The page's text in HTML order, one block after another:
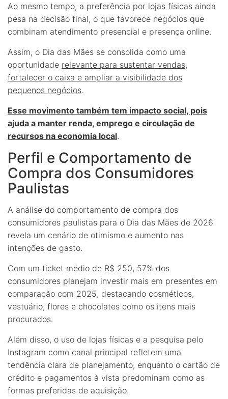
Ao mesmo tempo, a preferência por lojas físicas ainda
pesa na decisão final, o que favorece negócios que
combinam atendimento presencial e presença online.
Assim, o Dia das Mães se consolida como uma
oportunidade relevante para sustentar vendas,
fortalecer o caixa e ampliar a visibilidade dos
pequenos negócios.
Esse movimento também tem impacto social, pois
ajuda a manter renda, emprego e circulação de
recursos na economia local.
Perfil e Comportamento de
Compra dos Consumidores
Paulistas
A análise do comportamento de compra dos
consumidores paulistas para o Dia das Mães de 2026
revela um cenário de otimismo e aumento nas
intenções de gasto.
Com um ticket médio de R$ 250, 57% dos
consumidores planejam investir mais em presentes em
comparação com 2025, destacando cosméticos,
vestuário, flores e chocolates como os itens mais
procurados.
Além disso, o uso de lojas físicas e a pesquisa pelo
Instagram como canal principal refletem uma
tendência clara de planejamento, enquanto o cartão de
crédito e pagamentos à vista predominam como as
formas preferidas de aquisição.